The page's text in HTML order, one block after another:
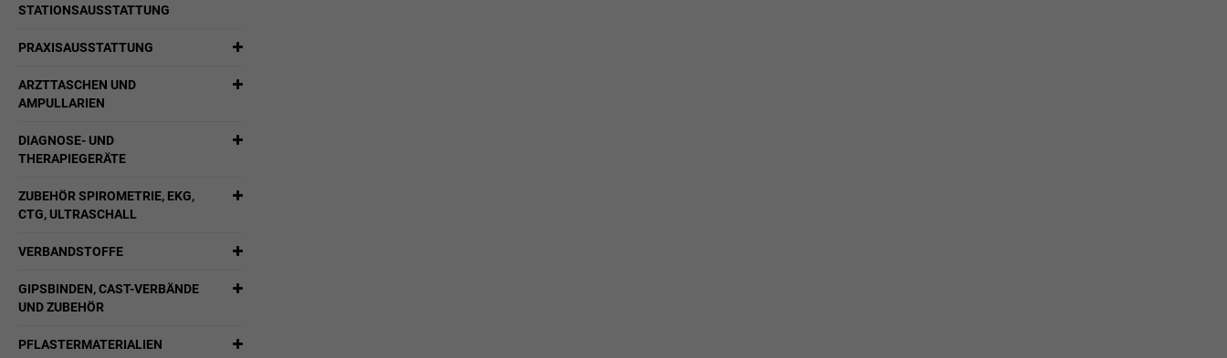
STATIONSAUSSTATTUNG
PRAXISAUSSTATTUNG
ARZTTASCHEN UND
AMPULLARIEN
DIAGNOSE- UND
THERAPIEGERÄTE
ZUBEHÖR SPIROMETRIE, EKG,
CTG, ULTRASCHALL
VERBANDSTOFFE
GIPSBINDEN, CAST-VERBÄNDE
UND ZUBEHÖR
PFLASTERMATERIALIEN